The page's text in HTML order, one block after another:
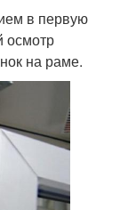
в первую
осмотр
на раме.